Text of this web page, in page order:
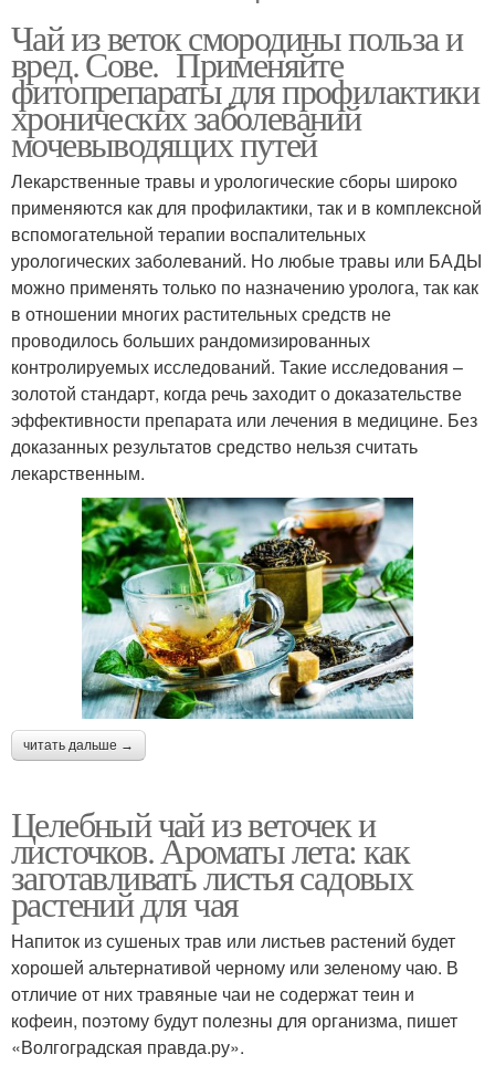
Чай из веток смородины польза и
вред. Сове. Применяйте
фитопрепараты для профилактики
хронических заболеваний
мочевыводящих путей
Лекарственные травы и урологические сборы широко
применяются как для профилактики, так и в комплексной
вспомогательной терапии воспалительных
урологических заболеваний. Но любые травы или БАДЫ
можно применять только по назначению уролога, так как
в отношении многих растительных средств не
проводилось больших рандомизированных
контролируемых исследований. Такие исследования –
золотой стандарт, когда речь заходит о доказательстве
эффективности препарата или лечения в медицине. Без
доказанных результатов средство нельзя считать
лекарственным.
читать дальше →
Целебный чай из веточек и
листочков. Ароматы лета: как
заготавливать листья садовых
растений для чая
Напиток из сушеных трав или листьев растений будет
хорошей альтернативой черному или зеленому чаю. В
отличие от них травяные чаи не содержат теин и
кофеин, поэтому будут полезны для организма, пишет
«Волгоградская правда.ру».